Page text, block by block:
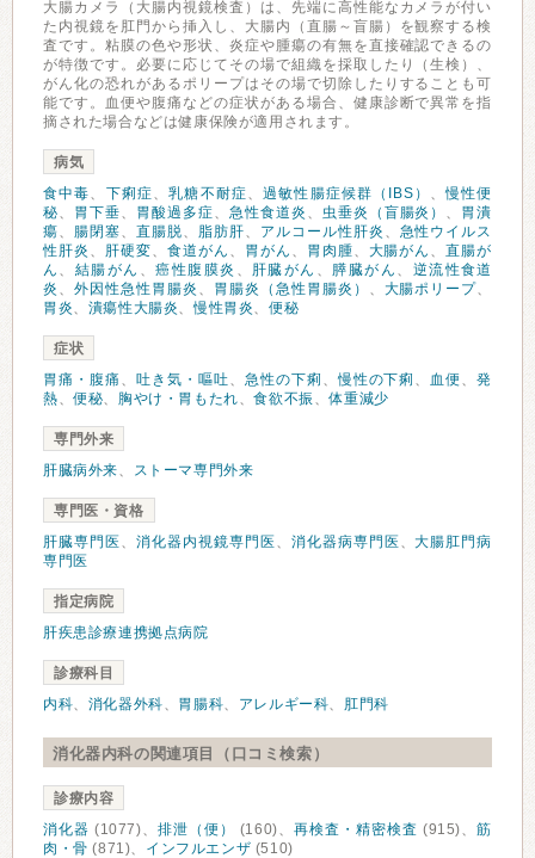
大腸カメラ（大腸内視鏡検査）は、先端に高性能なカメラが付い
た内視鏡を肛門から挿入し、大腸内（直腸～盲腸）を観察する検
査です。粘膜の色や形状、炎症や腫瘍の有無を直接確認できるの
が特徴です。必要に応じてその場で組織を採取したり（生検）、
がん化の恐れがあるポリープはその場で切除したりすることも可
能です。血便や腹痛などの症状がある場合、健康診断で異常を指
摘された場合などは健康保険が適用されます。
病気
食中毒、 下痢症、乳糖不耐症、過敏性腸症候群（IBS） 、慢性便
秘、 胃下垂、 胃酸過多症、 急性食道炎 、 虫垂炎（盲腸炎） 、 胃潰
瘍、 腸閉塞、 直腸脱、 脂肪肝、 アルコール性肝炎 、 急性ウイルス
性肝炎 、 肝硬変、 食道がん 、 胃がん 、 胃肉腫、 大腸がん 、直腸が
ん 、 結腸がん 、癌性腹膜炎 、 肝臓がん 、 膵臓がん 、 逆流性食道
炎 、 外因性急性胃腸炎 、 胃腸炎（急性胃腸炎） 、 大腸ポリープ、
胃炎、 潰瘍性大腸炎、慢性胃炎、便秘
症状
胃痛・腹痛 、 吐き気・嘔吐、 急性の下痢 、慢性の下痢 、 血便、発
熱、便秘、 胸やけ・胃もたれ、食欲不振 、体重減少
専門外来
肝臓病外来、 ストーマ専門外来
専門医・資格
肝臓専門医 、 消化器内視鏡専門医 、 消化器病専門医 、大腸肛門病
専門医
指定病院
肝疾患診療連携拠点病院
診療科目
内科、 消化器外科、 胃腸科、 アレルギー科、 肛門科
消化器内科の関連項目（口コミ検索）
診療内容
消化器 (1077)、 排泄（便） (160)、再検査・精密検査 (915)、筋
肉・骨 (871)、 インフルエンザ (510)